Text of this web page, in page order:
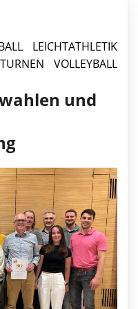
LEICHTATHLETIK
TURNEN VOLLEYBALL
und